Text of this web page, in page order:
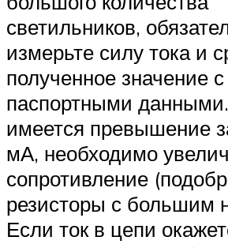
светильников,
измерьте силу тока и
полученное значение с
паспортными
имеется превышение
мА, необходимо
сопротивление
резисторы с большим
Если ток в цепи